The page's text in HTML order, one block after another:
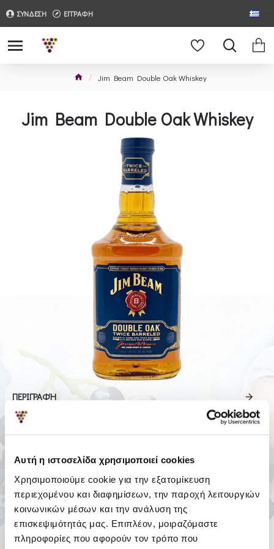
Αυτή η ιστοσελίδα χρησιμοποιεί cookies
Χρησιμοποιούμε cookie για την εξατομίκευση
περιεχομένου και διαφημίσεων, την παροχή λειτουργιών
κοινωνικών μέσων και την ανάλυση της
επισκεψιμότητάς μας. Επιπλέον, μοιραζόμαστε
πληροφορίες που αφορούν τον τρόπο που
ΣΥΝΔΕΣΗ ΕΓΓΡΑΦΗ
Jim Beam Double Oak Whiskey
Jim Beam Double Oak Whiskey
ΠΕΡΙΓΡΑΦΉ
ΑΞΙΟΛΟΓΉΣΕΙΣ
Σύμφωνα με 0 αξιολογήσεις. -
Γράψτε μια αξιολόγηση
27.40€
Χωρίς ΦΠΑ: 22.10€